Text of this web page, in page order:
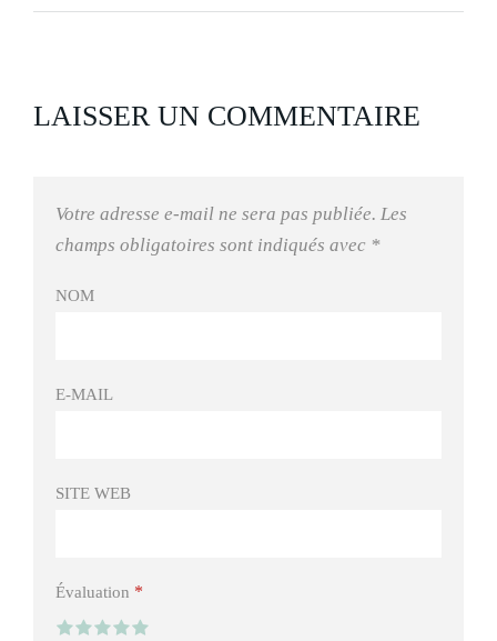
LAISSER UN COMMENTAIRE
Votre adresse e-mail ne sera pas publiée. Les
champs obligatoires sont indiqués avec *
NOM
E-MAIL
SITE WEB
Évaluation *